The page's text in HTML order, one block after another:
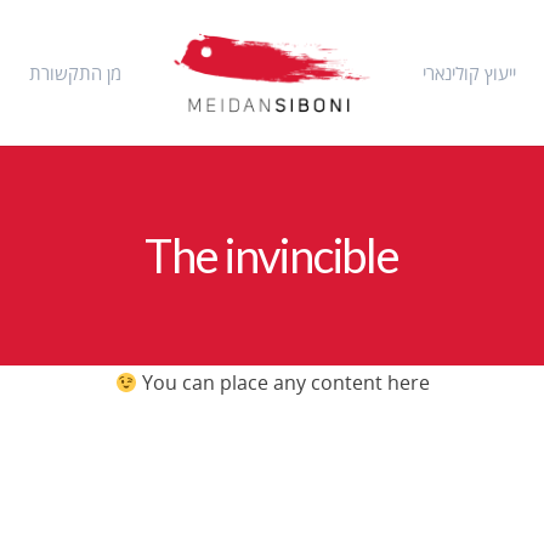
ייעוץ קולינארי מן התקשורת
The invincible
You can place any content here